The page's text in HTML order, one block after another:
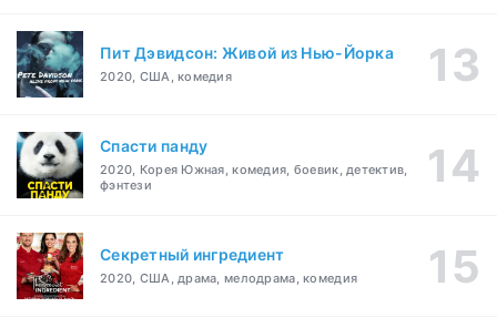
Пит Дэвидсон: Живой из Нью-Йорка
2020, США, комедия
Спасти панду
2020, Корея Южная, комедия, боевик, детектив,
фэнтези
Секретный ингредиент
2020, США, драма, мелодрама, комедия